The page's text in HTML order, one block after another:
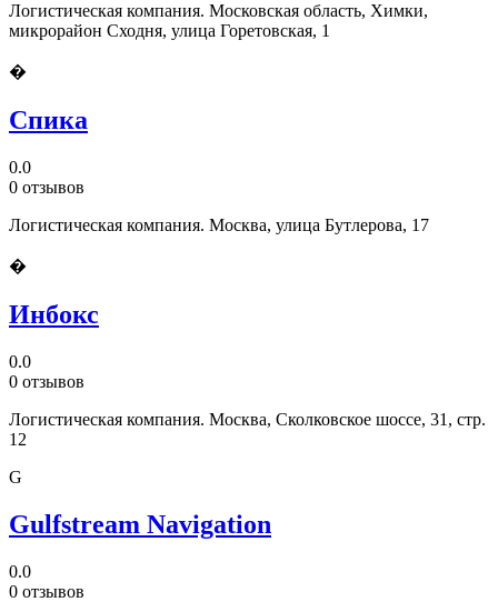
Логистическая компания. Московская область, Химки,
микрорайон Сходня, улица Горетовская, 1
�
Спика
0.0
0 отзывов
Логистическая компания. Москва, улица Бутлерова, 17
�
Инбокс
0.0
0 отзывов
Логистическая компания. Москва, Сколковское шоссе, 31, стр.
12
G
Gulfstream Navigation
0.0
0 отзывов